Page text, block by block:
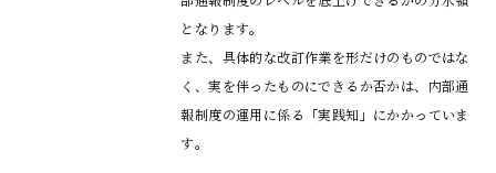
となります。
また、具体的な改訂作業を形だけのものではな
く、実を伴ったものにできるか否かは、内部通
報制度の運用に係る「実践知」にかかっていま
す。